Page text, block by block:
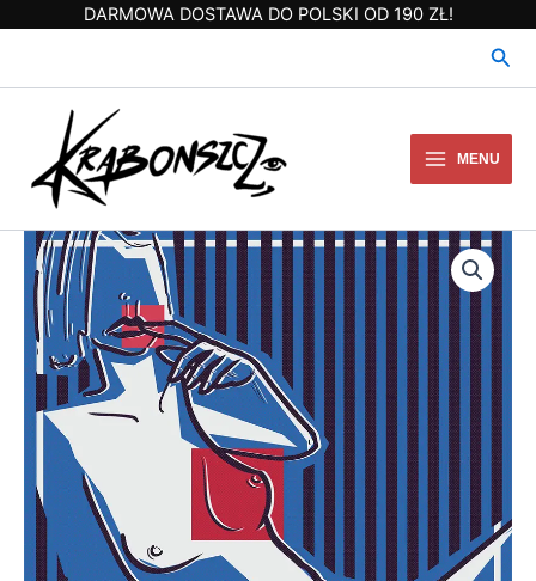
DARMOWA DOSTAWA DO POLSKI OD 190 ZŁ!
MENU
ilość
N079
Erotica